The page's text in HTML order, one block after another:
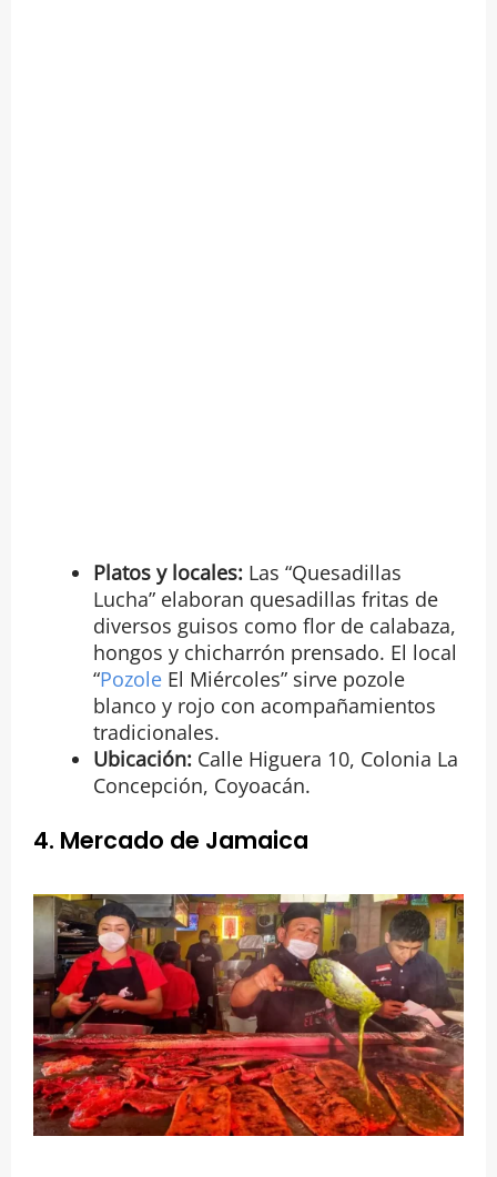
Platos y locales:Las “Quesadillas
Lucha” elaboran quesadillas fritas de
diversos guisos como flor de calabaza,
hongos y chicharrón prensado. El local
“PozoleEl Miércoles” sirve pozole
blanco y rojo con acompañamientos
tradicionales.
Ubicación:Calle Higuera 10, Colonia La
Concepción, Coyoacán.
4. Mercado de Jamaica